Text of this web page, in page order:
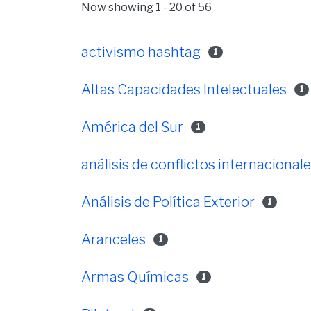
Now showing 1 - 20 of 56
activismo hashtag 1
Altas Capacidades Intelectuales 1
América del Sur 1
análisis de conflictos
Análisis de Política Exterior 1
Aranceles 1
Armas Químicas 1